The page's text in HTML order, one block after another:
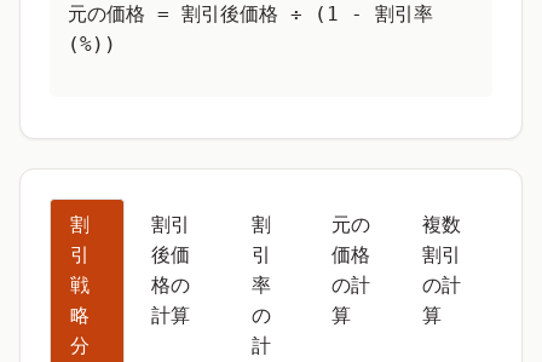
元の価格 = 割引後価格 ÷ (1 - 割引率
(%))
割
引
戦
略
分
割引
後価
格の
計算
割
引
率
の
計
元の
価格
の計
算
複数
割引
の計
算